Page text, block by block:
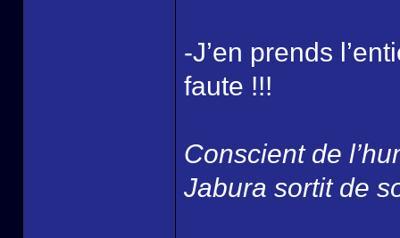
-J’en prends
faute !!!
Conscient de
Jabura sortit de